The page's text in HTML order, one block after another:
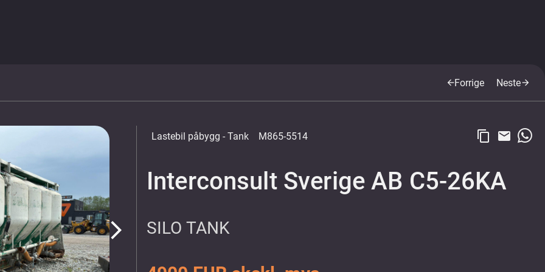
arrow_backForrige Nestearrow_forward
arrow_forward_ios
Lastebil påbygg - Tank M865-5514 content_copy email
Interconsult Sverige AB C5-26KA
SILO TANK